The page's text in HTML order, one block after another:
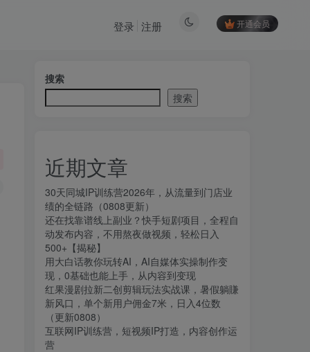
开通会员
登录 注册
搜索
搜索
近期文章
30天同城IP训练营2026年，从流量到门店业
绩的全链路（0808更新）
还在找靠谱线上副业？快手短剧项目，全程自
动发布内容，不用熬夜做视频，轻松日入
500+【揭秘】
用大白话教你玩转AI，AI自媒体实操制作变
现，0基础也能上手，从内容到变现
红果漫剧拉新二创剪辑玩法实战课，暑假躺賺
新风口，单个新用户佣金7米，日入4位数
（更新0808）
互联网IP训练营，短视频IP打造，内容创作运
营